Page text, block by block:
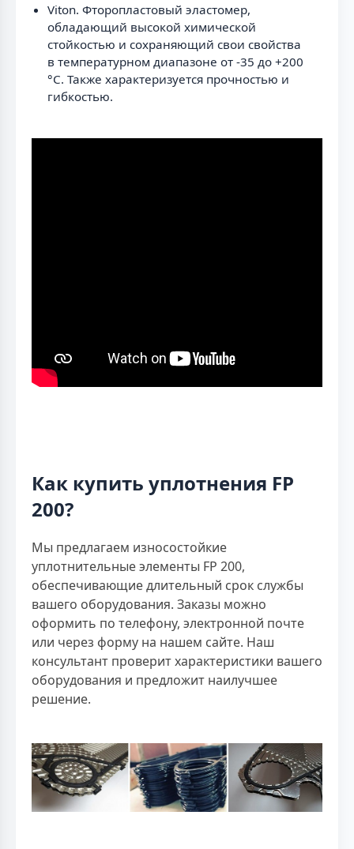
Viton. Фторопластовый эластомер,
обладающий высокой химической
стойкостью и сохраняющий свои свойства
в температурном диапазоне от -35 до +200
°C. Также характеризуется прочностью и
гибкостью.
Как купить уплотнения FP
200?
Мы предлагаем износостойкие
уплотнительные элементы FP 200,
обеспечивающие длительный срок службы
вашего оборудования. Заказы можно
оформить по телефону, электронной почте
или через форму на нашем сайте. Наш
консультант проверит характеристики вашего
оборудования и предложит наилучшее
решение.